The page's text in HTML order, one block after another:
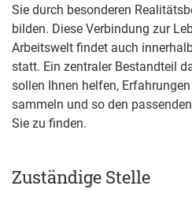
Sie durch besonderen
bilden. Diese Verbindung zur
Arbeitswelt findet auch
statt. Ein zentraler Bestandteil
sollen Ihnen helfen,
sammeln und so den
Sie zu finden.
Zuständige Stelle